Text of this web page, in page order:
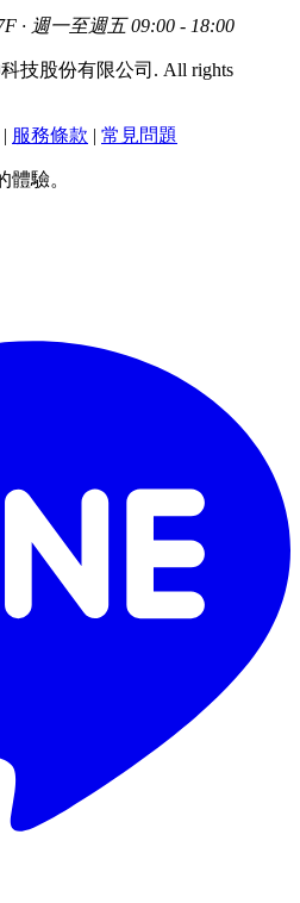
· 週一至週五 09:00 - 18:00
技股份有限公司. All rights
| 服務條款 | 常見問題
體驗。